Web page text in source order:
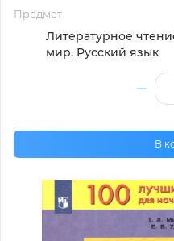
Предмет
Литературное
мир, Русский язык
В